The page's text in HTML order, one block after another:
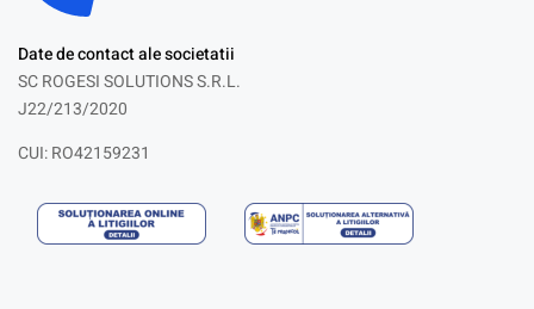
Date de contact ale societatii
SC ROGESI SOLUTIONS S.R.L.
J22/213/2020
CUI: RO42159231